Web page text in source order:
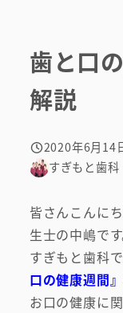
歯と口
解説
投稿日
2020年6月14
著
すぎもと歯
皆さんこんに
生士の中嶋です
すぎもと歯科
口の健康週間』
お口の健康に